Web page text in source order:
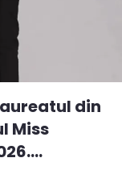
din
Miss